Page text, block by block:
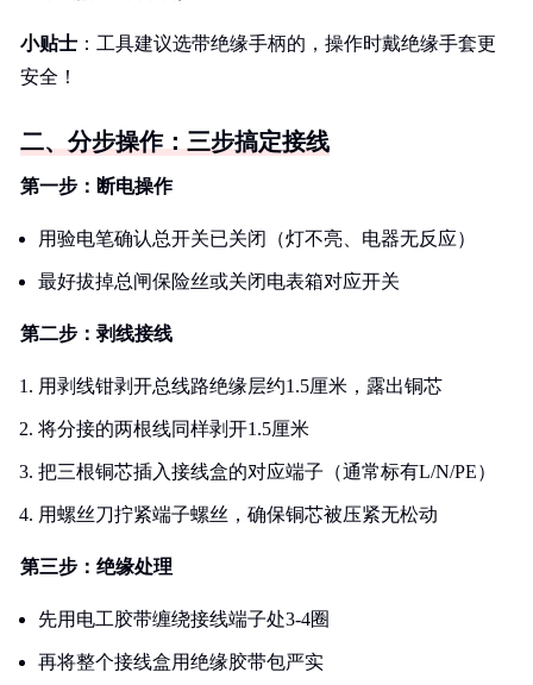
小贴士 ：工具建议选带绝缘手柄的，操作时戴绝缘手套更
安全！
二、分步操作：三步搞定接线
第一步：断电操作
用验电笔确认总开关已关闭（灯不亮、电器无反应）
最好拔掉总闸保险丝或关闭电表箱对应开关
第二步：剥线接线
用剥线钳剥开总线路绝缘层约1.5厘米，露出铜芯
将分接的两根线同样剥开1.5厘米
把三根铜芯插入接线盒的对应端子（通常标有L/N/PE）
用螺丝刀拧紧端子螺丝，确保铜芯被压紧无松动
第三步：绝缘处理
先用电工胶带缠绕接线端子处3-4圈
再将整个接线盒用绝缘胶带包严实